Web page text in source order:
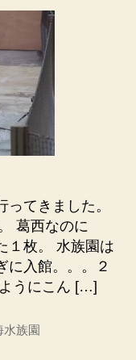
てきました。
葛西なのに
１枚。 水族園は
に入館。。。２
うにこん […]
水族園